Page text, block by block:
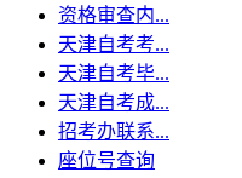
资格审查内...
天津自考考...
天津自考毕...
天津自考成...
招考办联系...
座位号查询